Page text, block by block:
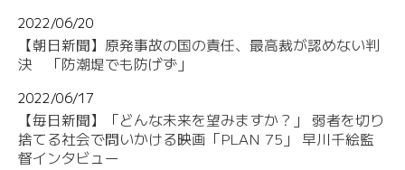
2022/06/20
【朝日新聞】原発事故の国の責任、最高裁が認めない判
決 「防潮堤でも防げず」
2022/06/17
【毎日新聞】「どんな未来を望みますか？」 弱者を切り
捨てる社会で問いかける映画「PLAN 75」 早川千絵監
督インタビュー